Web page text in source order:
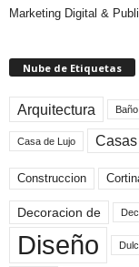
Marketing Digital &
Nube de Etiquetas
Arquitectura Baño
Casa de Lujo Casas
Construccion
Decoracion de
Diseño